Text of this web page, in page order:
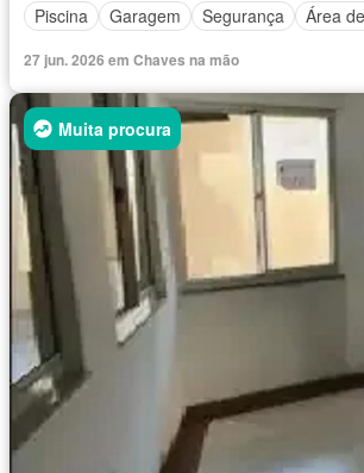
Piscina
Garagem Segurança Área
27 jun. 2026 em Chaves na mão
Muita procura